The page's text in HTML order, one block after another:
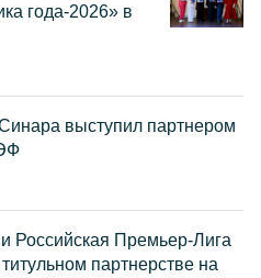
года-2026» в
выступил партнером
Российская Премьер-Лига
партнерстве на